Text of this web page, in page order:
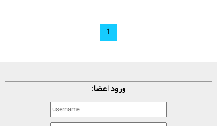
1
ورود اعضا: